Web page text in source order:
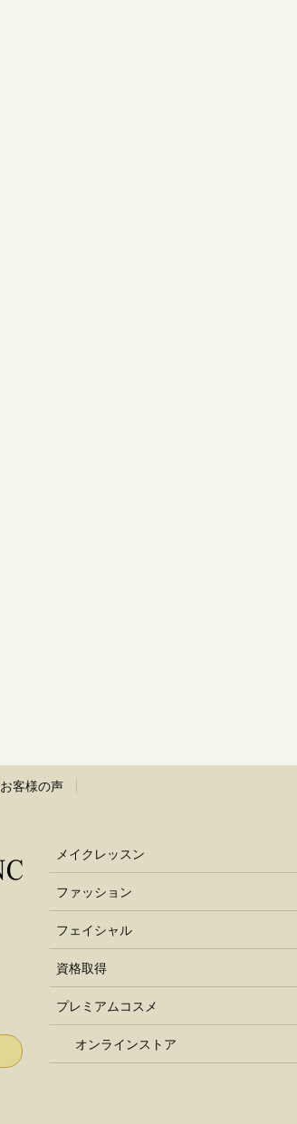
お客様の声
メイクレッスン
ファッション
フェイシャル
資格取得
プレミアムコスメ
オンラインストア